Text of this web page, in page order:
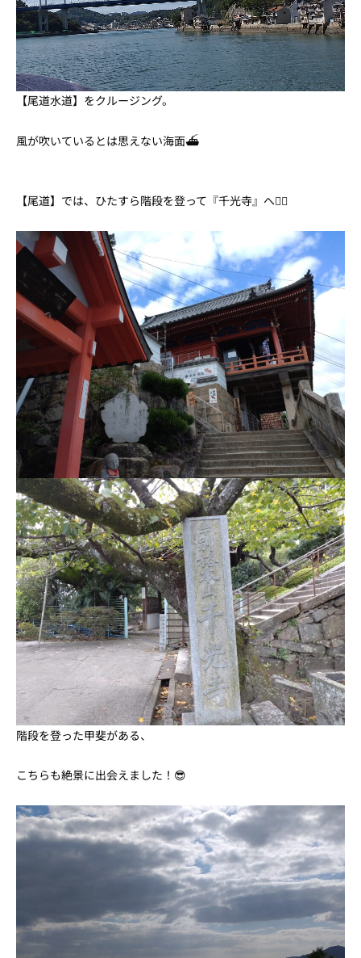
【尾道水道】をクルージング。
風が吹いているとは思えない海面⛴
【尾道】では、ひたすら階段を登って『千光寺』へ🏃‍♂️
階段を登った甲斐がある、
こちらも絶景に出会えました！😎